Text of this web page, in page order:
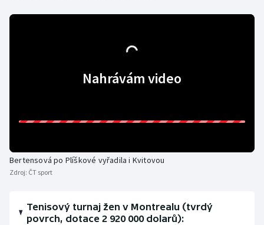
Plavání
Short track
Stolní tenis
Nahrávám video
Bertensová po Plíškové vyřadila i Kvitovou
Zdroj: ČT sport
Tenisový turnaj žen v Montrealu (tvrdý
povrch, dotace 2 920 000 dolarů):